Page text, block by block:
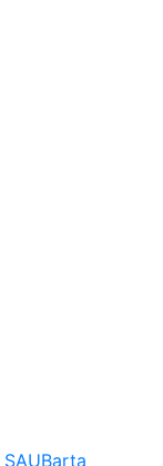
SAUBarta